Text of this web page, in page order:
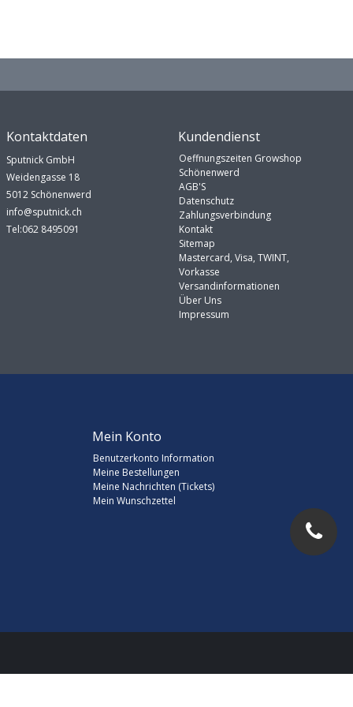
Kontaktdaten
Sputnick GmbH
Weidengasse 18
5012 Schönenwerd
info@sputnick.ch
Tel:062 8495091
Kundendienst
Oeffnungszeiten Growshop
Schönenwerd
AGB'S
Datenschutz
Zahlungsverbindung
Kontakt
Sitemap
Mastercard, Visa, TWINT,
Vorkasse
Versandinformationen
Über Uns
Impressum
Mein Konto
Benutzerkonto Information
Meine Bestellungen
Meine Nachrichten (Tickets)
Mein Wunschzettel